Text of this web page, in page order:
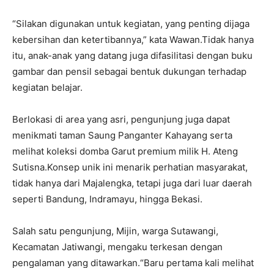
“Silakan digunakan untuk kegiatan, yang penting dijaga
kebersihan dan ketertibannya,” kata Wawan.Tidak hanya
itu, anak-anak yang datang juga difasilitasi dengan buku
gambar dan pensil sebagai bentuk dukungan terhadap
kegiatan belajar.
Berlokasi di area yang asri, pengunjung juga dapat
menikmati taman Saung Panganter Kahayang serta
melihat koleksi domba Garut premium milik H. Ateng
Sutisna.Konsep unik ini menarik perhatian masyarakat,
tidak hanya dari Majalengka, tetapi juga dari luar daerah
seperti Bandung, Indramayu, hingga Bekasi.
Salah satu pengunjung, Mijin, warga Sutawangi,
Kecamatan Jatiwangi, mengaku terkesan dengan
pengalaman yang ditawarkan.“Baru pertama kali melihat